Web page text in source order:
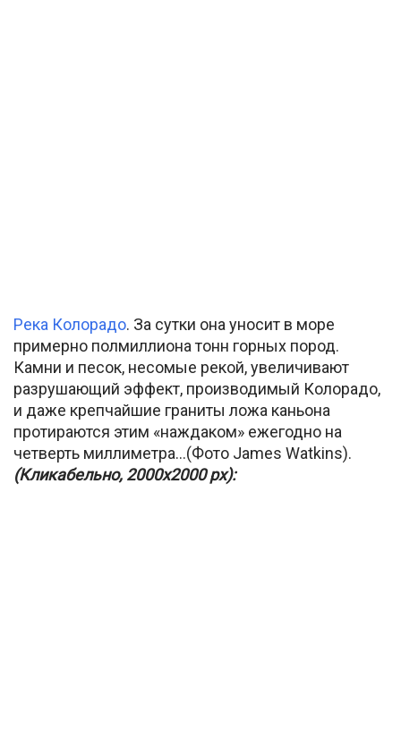
Река Колорадо. За сутки она уносит в море
примерно полмиллиона тонн горных пород.
Камни и песок, несомые рекой, увеличивают
разрушающий эффект, производимый Колорадо,
и даже крепчайшие граниты ложа каньона
протираются этим «наждаком» ежегодно на
четверть миллиметра…(Фото James Watkins).
(Кликабельно, 2000х2000 px):